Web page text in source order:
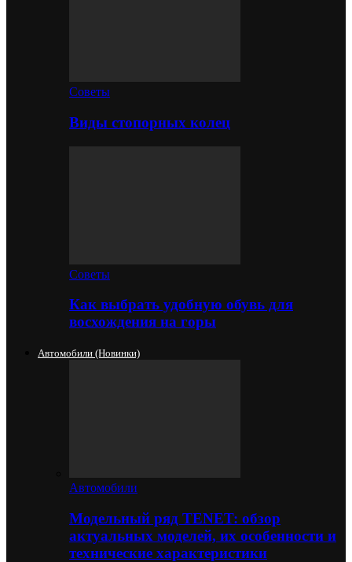
Советы
Виды стопорных колец
Советы
Как выбрать удобную обувь для
восхождения на горы
Автомобили (новинки)
Автомобили
Модельный ряд TENET: обзор
актуальных моделей, их особенности и
технические характеристики